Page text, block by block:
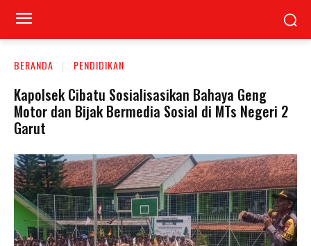
BERANDA PENDIDIKAN
Kapolsek Cibatu Sosialisasikan Bahaya Geng
Motor dan Bijak Bermedia Sosial di MTs Negeri 2
Garut